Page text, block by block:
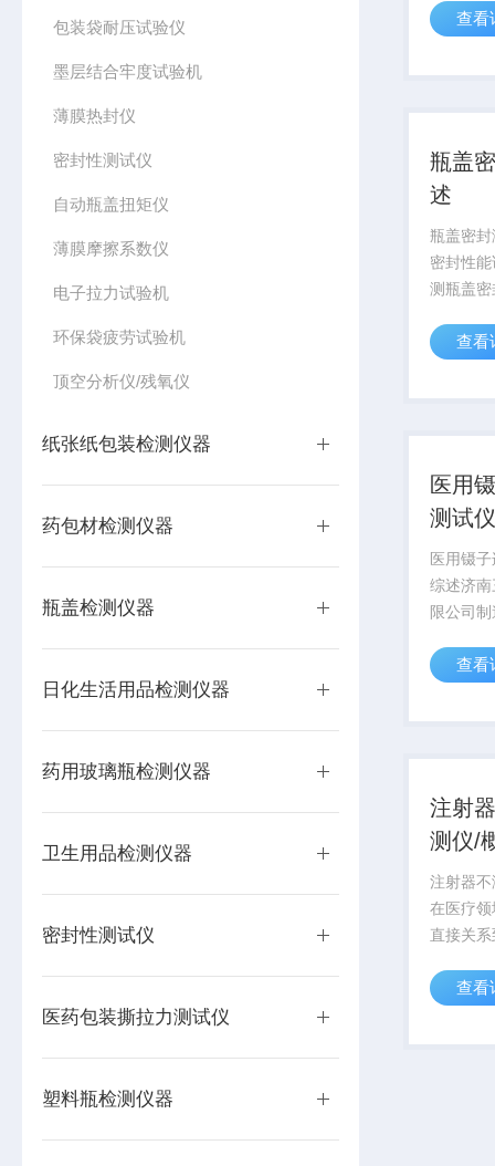
包装袋耐压试验仪
墨层结合牢度试验机
薄膜热封仪
密封性测试仪
自动瓶盖扭矩仪
薄膜摩擦系数仪
电子拉力试验机
环保袋疲劳试验机
顶空分析仪/残氧仪
纸张纸包装检测仪器
药包材检测仪器
瓶盖检测仪器
日化生活用品检测仪器
药用玻璃瓶检测仪器
卫生用品检测仪器
密封性测试仪
医药包装撕拉力测试仪
塑料瓶检测仪器
针座与
连接牢
查看
瓶盖
述
瓶盖密
密封性
测瓶盖
众多行业
查看
医用
测试
医用镊
综述济
限公司
进行穿
械、呼
查看
注射
测仪/
注射器
在医疗
直接关
污染源
因此，
查看